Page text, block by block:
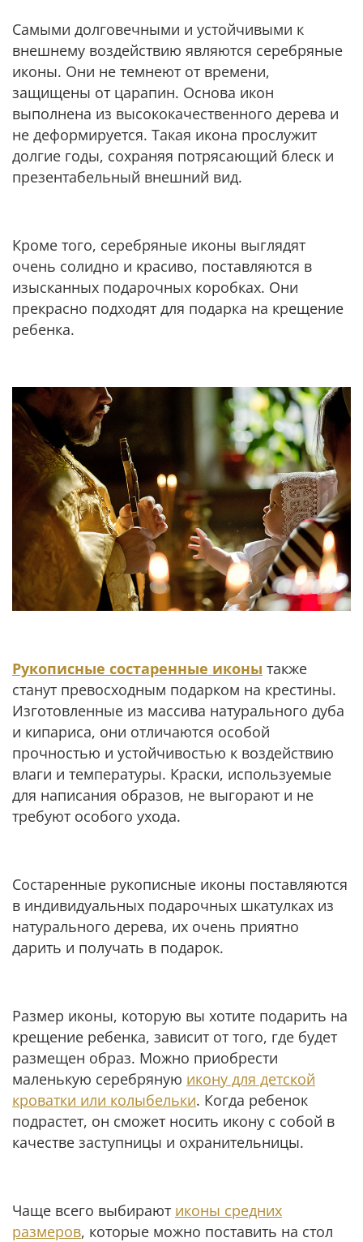
Самыми долговечными и устойчивыми к
внешнему воздействию являются серебряные
иконы. Они не темнеют от времени,
защищены от царапин. Основа икон
выполнена из высококачественного дерева и
не деформируется. Такая икона прослужит
долгие годы, сохраняя потрясающий блеск и
презентабельный внешний вид.
Кроме того, серебряные иконы выглядят
очень солидно и красиво, поставляются в
изысканных подарочных коробках. Они
прекрасно подходят для подарка на крещение
ребенка.
Рукописные состаренные иконы также
станут превосходным подарком на крестины.
Изготовленные из массива натурального дуба
и кипариса, они отличаются особой
прочностью и устойчивостью к воздействию
влаги и температуры. Краски, используемые
для написания образов, не выгорают и не
требуют особого ухода.
Состаренные рукописные иконы поставляются
в индивидуальных подарочных шкатулках из
натурального дерева, их очень приятно
дарить и получать в подарок.
Размер иконы, которую вы хотите подарить на
крещение ребенка, зависит от того, где будет
размещен образ. Можно приобрести
маленькую серебряную икону для детской
кроватки или колыбельки. Когда ребенок
подрастет, он сможет носить икону с собой в
качестве заступницы и охранительницы.
Чаще всего выбирают иконы средних
размеров, которые можно поставить на стол